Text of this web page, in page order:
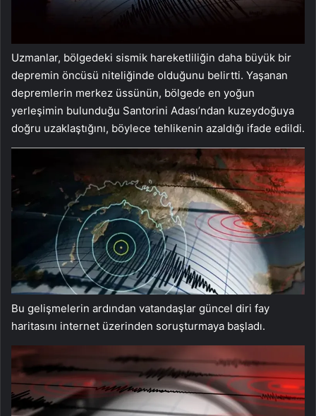
Uzmanlar, bölgedeki sismik hareketliliğin daha büyük bir
depremin öncüsü niteliğinde olduğunu belirtti. Yaşanan
depremlerin merkez üssünün, bölgede en yoğun
yerleşimin bulunduğu Santorini Adası’ndan kuzeydoğuya
doğru uzaklaştığını, böylece tehlikenin azaldığı ifade edildi.
Bu gelişmelerin ardından vatandaşlar güncel diri fay
haritasını internet üzerinden soruşturmaya başladı.